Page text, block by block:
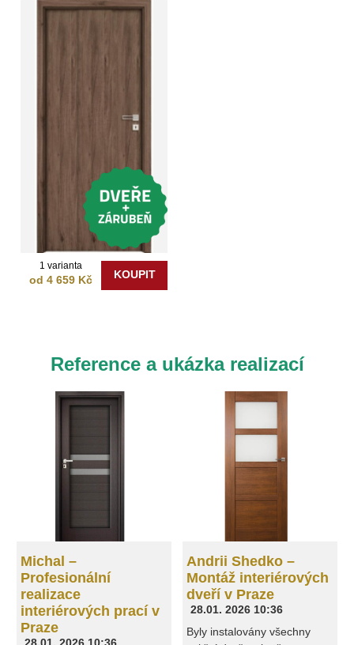
1 varianta
od 4 659 Kč KOUPIT
Reference a ukázka realizací
Michal –
Profesionální
realizace
interiérových prací v
Praze
Andrii Shedko –
Montáž interiérových
dveří v Praze
28.01. 2026 10:36
Byly instalovány všechny